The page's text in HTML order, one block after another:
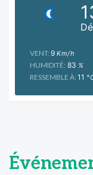
VENT: 9 Km/h
HUMIDITÉ: 83 %
RESSEMBLE À: 11